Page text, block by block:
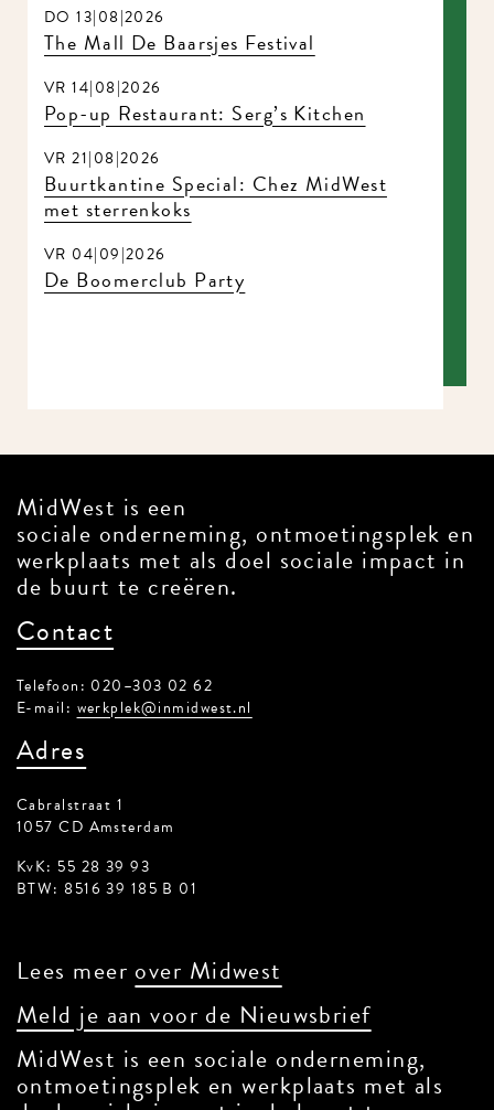
DO 13|08|2026
The Mall De Baarsjes Festival
VR 14|08|2026
Pop-up Restaurant: Serg’s Kitchen
VR 21|08|2026
Buurtkantine Special: Chez MidWest
met sterrenkoks
VR 04|09|2026
De Boomerclub Party
MidWest is een
sociale onderneming, ontmoetingsplek en
werkplaats met als doel sociale impact in
de buurt te creëren.
Contact
Telefoon: 020–303 02 62
E-mail: werkplek@inmidwest.nl
Adres
Cabralstraat 1
1057 CD Amsterdam
KvK: 55 28 39 93
BTW: 8516 39 185 B 01
Lees meer over Midwest
Meld je aan voor de Nieuwsbrief
MidWest is een sociale onderneming,
ontmoetingsplek en werkplaats met als